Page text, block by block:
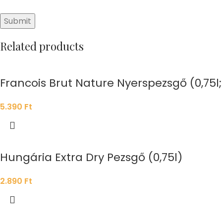
Related products
Francois Brut Nature Nyerspezsgő (0,75l;
5.390 Ft
Hungária Extra Dry Pezsgő (0,75l)
2.890 Ft